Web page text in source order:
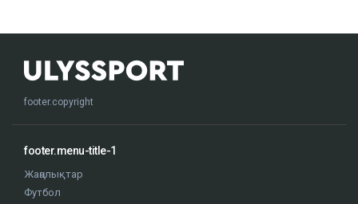
footer.copyright
footer.menu-title-1
Жаңалықтар
Футбол